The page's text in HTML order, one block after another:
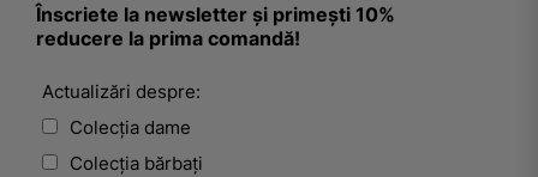
Înscriete la newsletter și primești 10%
reducere la prima comandă!
Actualizări despre:
Colecția dame
Colecția bărbați